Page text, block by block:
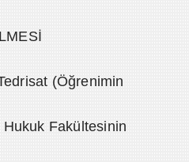
(Öğrenimin
Hukuk Fakültesinin